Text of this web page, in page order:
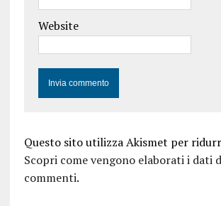
Website
Questo sito utilizza Akismet per
Scopri come vengono elaborati i dati
commenti.